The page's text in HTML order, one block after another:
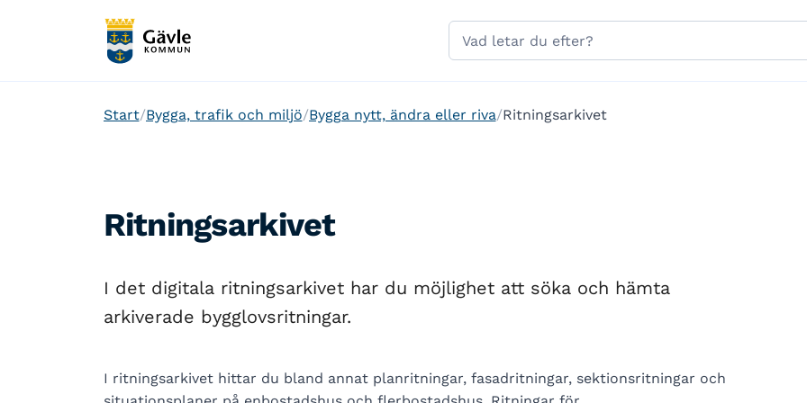
Sök
på
Start Bygga, trafik och miljö Bygga nytt, ändra eller riva Ritningsarkivet
Ritningsarkivet
I det digitala ritningsarkivet har du möjlighet att söka och hämta
arkiverade bygglovsritningar.
I ritningsarkivet hittar du bland annat planritningar, fasadritningar, sektionsritningar och